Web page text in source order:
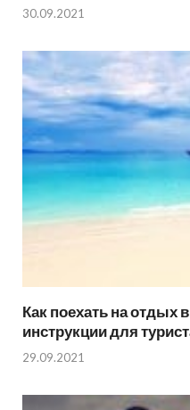
30.09.2021
Как поехать на отдых
инструкции для
29.09.2021